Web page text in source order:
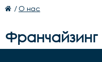
/О нас
Франчайзинг